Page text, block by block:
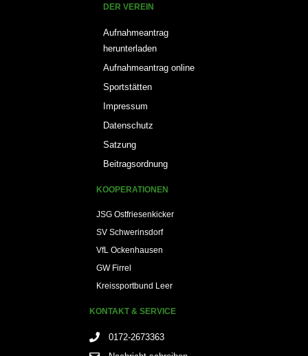
DER VEREIN
Aufnahmeantrag
herunterladen
Aufnahmeantrag online
Sportstätten
Impressum
Datenschutz
Satzung
Beitragsordnung
KOOPERATIONEN
JSG Ostfriesenkicker
SV Schwerinsdorf
VfL Ockenhausen
GW Firrel
Kreissportbund Leer
KONTAKT & SERVICE
0172-2673363